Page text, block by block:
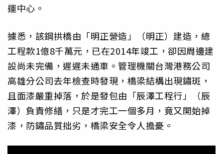
運中心。
據悉，該鋼拱橋由「明正營造」（明正）建造，總
工程款1億8千萬元，已在2014年竣工，卻因周邊建
設尚未完備，遲遲未通車。管理機關台灣港務公司
高雄分公司去年檢查時發現，橋梁結構出現鏽斑，
且面漆嚴重掉落，於是發包由「辰澤工程行」（辰
澤）負責修繕，只是才完工一個多月，竟又開始掉
漆，防鏽品質拙劣，橋梁安全令人擔憂。